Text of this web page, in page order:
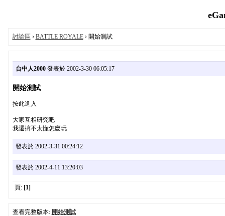
討論區 › BATTLE ROYALE› 開始測試
台中人2000發表於 2002-3-30 06:05:17
開始測試
按此進入
大家互相研究吧
我還搞不太懂怎麼玩
發表於 2002-3-31 00:24:12
發表於 2002-4-11 13:20:03
頁: [1]
查看完整版本: 開始測試